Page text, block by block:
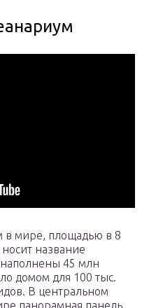
в мире, площадью в 8
название
45 млн
домом для 100 тыс.
В центральном
панорамная панель.